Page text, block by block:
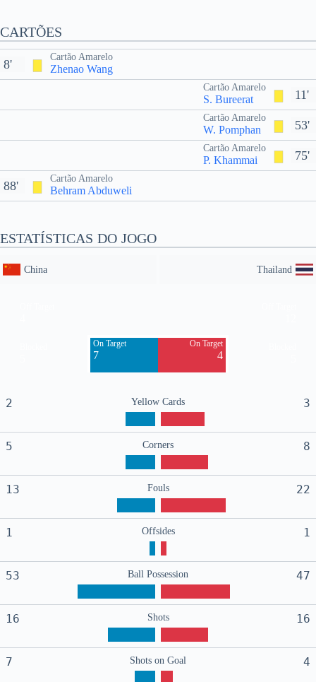
CARTÕES
Cartão Amarelo
Zhenao Wang
8'
11'
Cartão Amarelo
S. Bureerat
53'
Cartão Amarelo
W. Pomphan
75'
Cartão Amarelo
P. Khammai
Cartão Amarelo
Behram Abduweli
88'
ESTATÍSTICAS DO JOGO
China Thailand
On Target
7
On Target
4
2 Yellow Cards 3
5 Corners 8
13 Fouls 22
1 Offsides 1
53 Ball Possession 47
16 Shots 16
7 Shots on Goal 4